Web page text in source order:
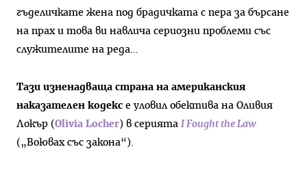
гъделичкате жена под брадичката с пера за бърсане
на прах и това ви навлича сериозни проблеми със
служителите на реда…
Тази изненадваща страна на американския
наказателен кодекс е уловил обектива на Оливия
Локър (Olivia Locher) в серията I Fought the Law
(„Воювах със закона“).